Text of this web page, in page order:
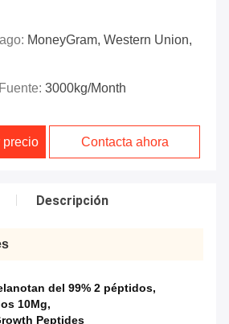
MoneyGram, Western Union,
3000kg/Month
precio Contacta ahora
Descripción
del 99% 2 péptidos,
10Mg,
Peptides